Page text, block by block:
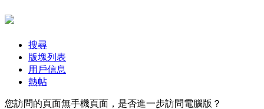
搜尋
版塊列表
用戶信息
熱帖
您訪問的頁面無手機頁面，是否進一步訪問電腦版？